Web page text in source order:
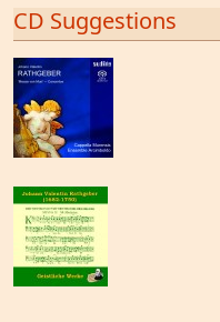
CD Suggestions